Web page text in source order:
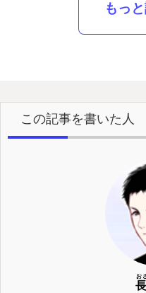
もっ
この記事を書いた人
お